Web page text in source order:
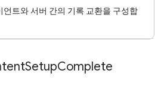
트와 서버 간의 기록 교환을 구성합
SetupComplete